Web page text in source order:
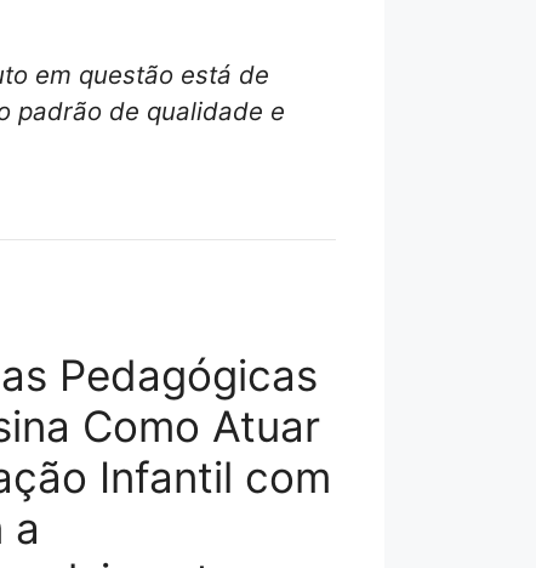
em questão está de
padrão de qualidade e
Pedagógicas
Como Atuar
Infantil com
a